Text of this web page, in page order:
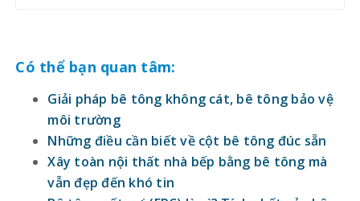
Có thể bạn quan tâm:
Giải pháp bê tông không cát, bê tông bảo vệ
môi trường
Những điều cần biết về cột bê tông đúc sẵn
Xây toàn nội thất nhà bếp bằng bê tông mà
vẫn đẹp đến khó tin